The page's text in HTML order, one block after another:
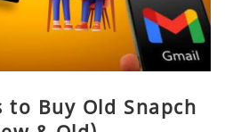
to Buy Old Snapch